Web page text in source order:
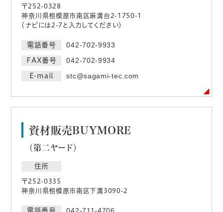
〒252-0328
神奈川県相模原市南区麻溝台2-1750-1
（ナビには2-7と入力してください）
電話番号 042-702-9933
FAX番号 042-702-9934
E-mail stc@sagami-tec.com
資材販売BUYMORE
（第二ヤード）
住所
〒252-0335
神奈川県相模原市南区下溝3090-2